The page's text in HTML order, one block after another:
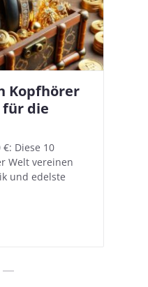
Kopfhörer
für die
€: Diese 10
Welt vereinen
und edelste
2 und iOS
das neue
ein
Pro 2
Ear-Kopfhörer
In wenigen